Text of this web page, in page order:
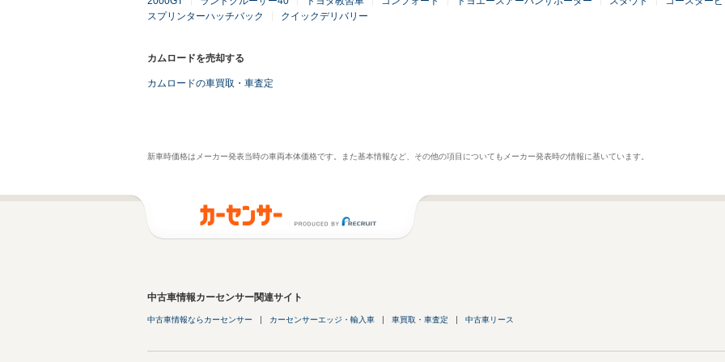
スプリンターハッチバック
クイックデリバリー
カムロードを売却する
カムロードの車買取・車査定
新車時価格はメーカー発表当時の車両本体価格です。また基本情報など、その他の項目についてもメーカー発表時の情報に基いています。
中古車情報カーセンサー関連サイト
中古車情報ならカーセンサー カーセンサーエッジ・輸入車 車買取・車査定 中古車リース